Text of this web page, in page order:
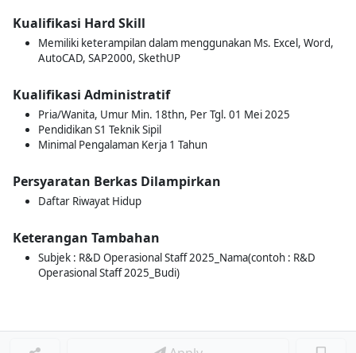
Kualifikasi Hard Skill
Memiliki keterampilan dalam menggunakan Ms. Excel, Word,
AutoCAD, SAP2000, SkethUP
Kualifikasi Administratif
Pria/Wanita, Umur Min. 18thn, Per Tgl. 01 Mei 2025
Pendidikan S1 Teknik Sipil
Minimal Pengalaman Kerja 1 Tahun
Persyaratan Berkas Dilampirkan
Daftar Riwayat Hidup
Keterangan Tambahan
Subjek : R&D Operasional Staff 2025_Nama(contoh : R&D
Operasional Staff 2025_Budi)